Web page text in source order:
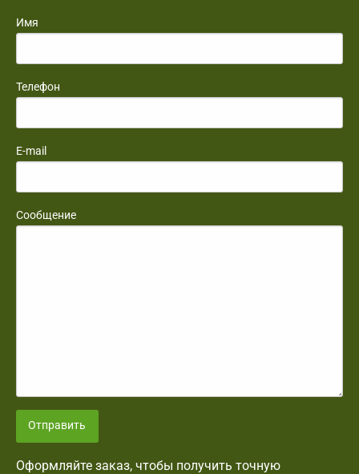
Имя
Телефон
E-mail
Сообщение
Отправить
Оформляйте заказ, чтобы получить точную